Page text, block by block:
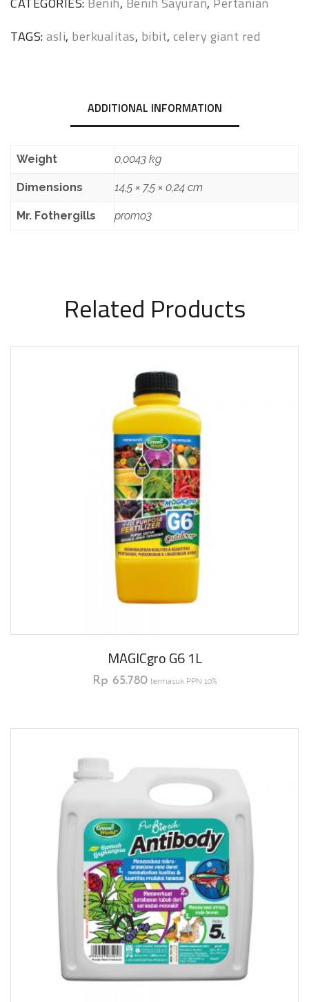
TAGS:asli, berkualitas, bibit, celery giant red
ADDITIONAL INFORMATION
Weight 0,0043 kg
Dimensions 14,5 × 7,5 × 0,24 cm
Mr. Fothergills promo3
Related Products
MAGICgro G6 1L
Rp 65.780 termasuk PPN 10%